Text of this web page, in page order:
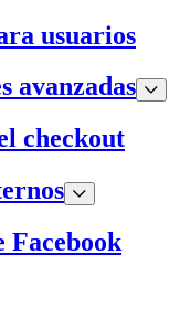
usuarios
avanzadas
checkout
Facebook